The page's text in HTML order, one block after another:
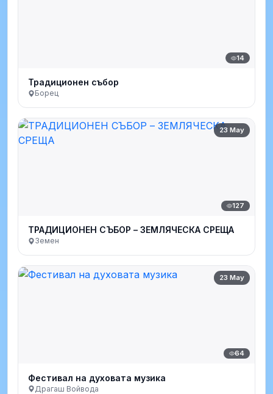
14
Традиционен събор
Борец
23 May
127
ТРАДИЦИОНЕН СЪБОР – ЗЕМЛЯЧЕСКА СРЕЩА
Земен
23 May
64
Фестивал на духовата музика
Драгаш Войвода